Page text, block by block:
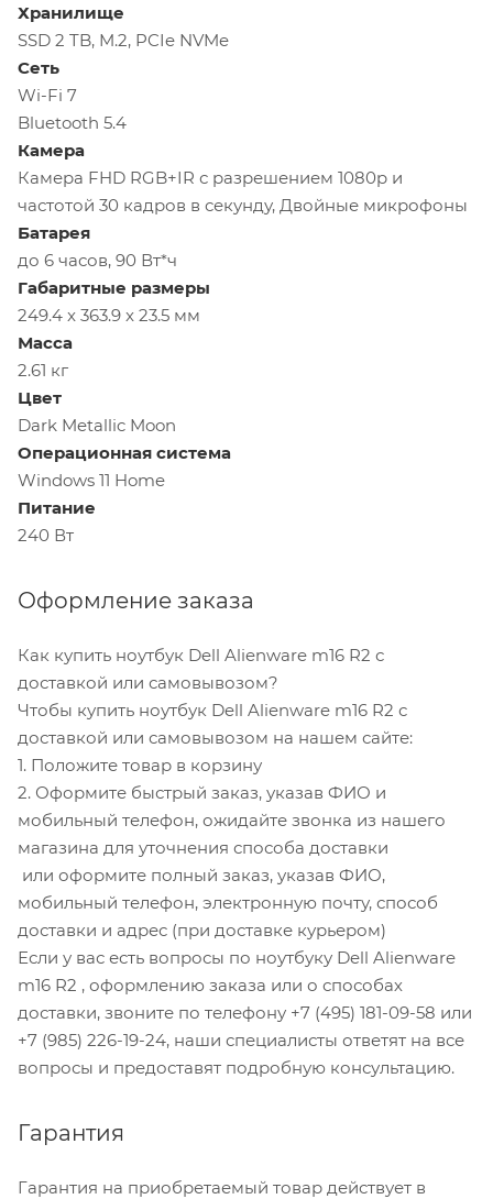
Хранилище
SSD 2 TB, M.2, PCIe NVMe
Сеть
Wi-Fi 7
Bluetooth 5.4
Камера
Камера FHD RGB+IR с разрешением 1080p и
частотой 30 кадров в секунду, Двойные микрофоны
Батарея
до 6 часов, 90 Вт*ч
Габаритные размеры
249.4 x 363.9 x 23.5 мм
Масса
2.61 кг
Цвет
Dark Metallic Moon
Операционная система
Windows 11 Home
Питание
240 Вт
Оформление заказа
Как купить ноутбук Dell Alienware m16 R2 с
доставкой или самовывозом?
Чтобы купить ноутбук Dell Alienware m16 R2 с
доставкой или самовывозом на нашем сайте:
1. Положите товар в корзину
2. Оформите быстрый заказ, указав ФИО и
мобильный телефон, ожидайте звонка из нашего
магазина для уточнения способа доставки
или оформите полный заказ, указав ФИО,
мобильный телефон, электронную почту, способ
доставки и адрес (при доставке курьером)
Если у вас есть вопросы по ноутбуку Dell Alienware
m16 R2 , оформлению заказа или о способах
доставки, звоните по телефону +7 (495) 181-09-58 или
+7 (985) 226-19-24, наши специалисты ответят на все
вопросы и предоставят подробную консультацию.
Гарантия
Гарантия на приобретаемый товар действует в